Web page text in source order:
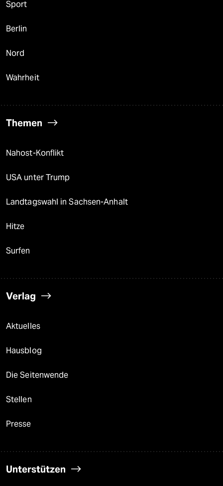
Sport
Berlin
Nord
Wahrheit
Themen
Nahost-Konflikt
USA unter Trump
Landtagswahl in Sachsen-Anhalt
Hitze
Surfen
Verlag
Aktuelles
Hausblog
Die Seitenwende
Stellen
Presse
Unterstützen